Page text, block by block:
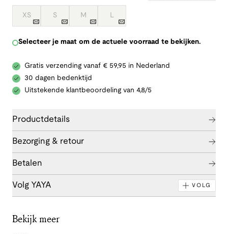
XS S M L
Selecteer je maat om de actuele voorraad te bekijken.
Gratis verzending vanaf € 59,95 in Nederland
30 dagen bedenktijd
Uitstekende klantbeoordeling van 4,8/5
Productdetails
Bezorging & retour
Betalen
Volg YAYA VOLG
Bekijk meer